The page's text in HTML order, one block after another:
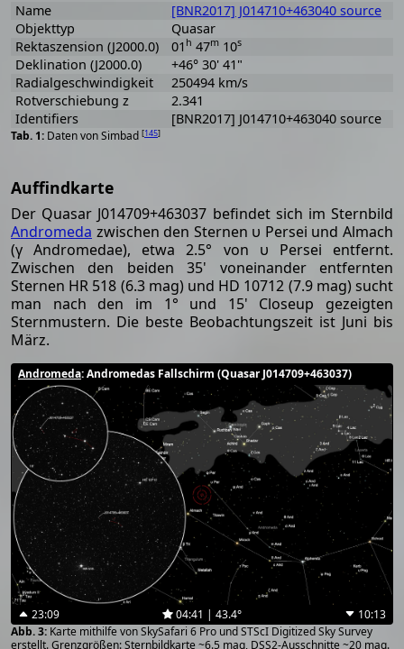
Daten von Simbad [145]
Name
[BNR2017] J014710+463040 source
Objekttyp
Quasar
Rektaszension (J2000.0)
01 h 47m10s
Deklination (J2000.0)
+46° 30' 41"
Radialgeschwindigkeit
250494 km/s
Rotverschiebung z
2.341
Identifiers
[BNR2017] J014710+463040 source
Auffindkarte
Der Quasar J014709+463037 befindet sich im Sternbild
Andromeda zwischen den Sternen υ Persei und Almach
(γ Andromedae), etwa 2.5° von υ Persei entfernt.
Zwischen den beiden 35' voneinander entfernten
Sternen HR 518 (6.3 mag) und HD 10712 (7.9 mag) sucht
man nach den im 1° und 15' Closeup gezeigten
Sternmustern. Die beste Beobachtungszeit ist Juni bis
März.
Andromeda: Andromedas Fallschirm (Quasar J014709+463037)
23:09 04:41 | 43.4°
10:13
Karte mithilfe von SkySafari 6 Pro und STScI Digitized Sky Survey
erstellt. Grenzgrößen: Sternbildkarte ~6.5 mag, DSS2-Ausschnitte ~20 mag.